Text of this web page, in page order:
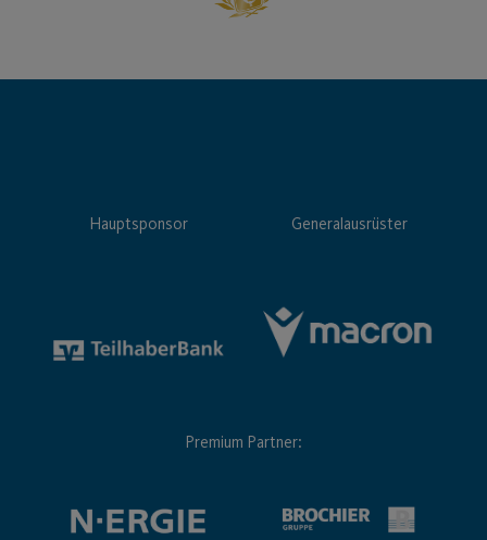
Hauptsponsor Generalausrüster
Premium Partner: